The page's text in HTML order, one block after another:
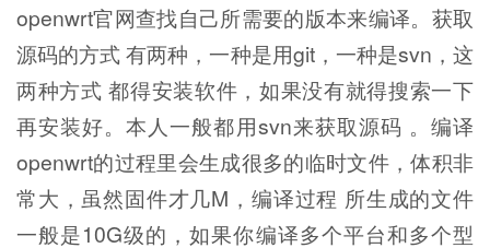
openwrt官网查找自己所需要的版本来编译。获取
源码的方式 有两种，一种是用git，一种是svn，这
两种方式 都得安装软件，如果没有就得搜索一下
再安装好。本人一般都用svn来获取源码 。编译
openwrt的过程里会生成很多的临时文件，体积非
常大，虽然固件才几M，编译过程 所生成的文件
一般是10G级的，如果你编译多个平台和多个型